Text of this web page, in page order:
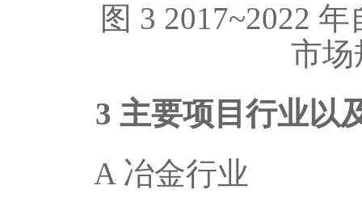
图 3 2017~2022 年
市场
3 主要项目行业以
A 冶金行业